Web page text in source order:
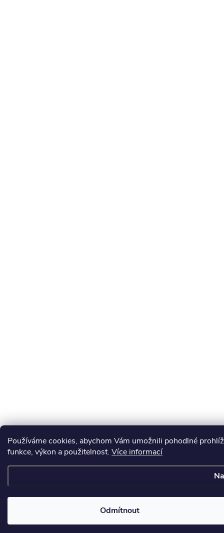
Používáme cookies, abychom Vám umožnili pohodlné
funkce, výkon a použitelnost. Více informací
Odmítnout